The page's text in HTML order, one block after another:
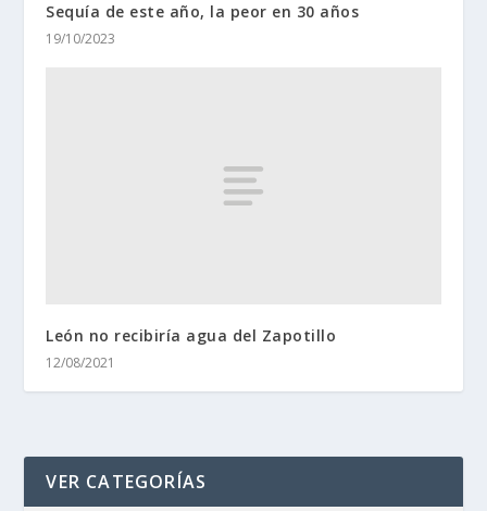
Sequía de este año, la peor en 30 años
19/10/2023
León no recibiría agua del Zapotillo
12/08/2021
VER CATEGORÍAS